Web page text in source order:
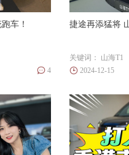
车！
4
捷途再添猛将
关键词： 山海T1
2024-12-15